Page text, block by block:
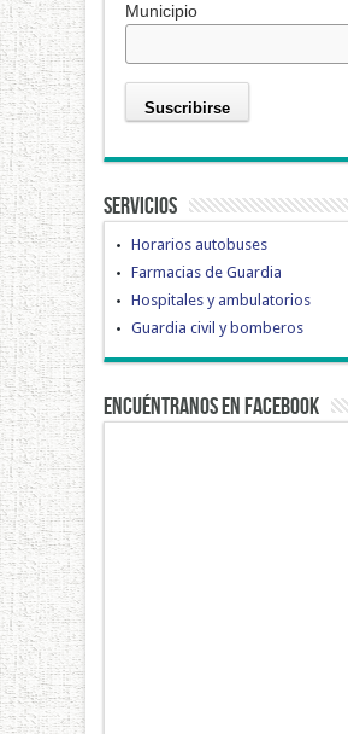
Municipio
Servicios
Horarios autobuses
Farmacias de Guardia
Hospitales y ambulatorios
Guardia civil y bomberos
Encuéntranos en Facebook